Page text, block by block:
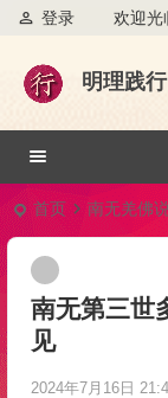
欢迎光
登录
明理践行
首页 南无羌佛
南无第三世
见
2024年7月16日